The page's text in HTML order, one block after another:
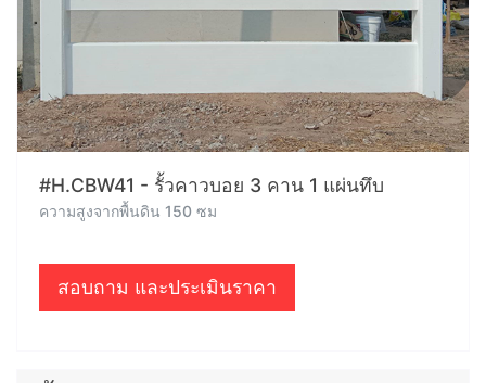
#H.CBW41 - รั้วคาวบอย 3 คาน 1 แผ่นทึบ
ความสูงจากพื้นดิน 150 ซม
สอบถาม และประเมินราคา